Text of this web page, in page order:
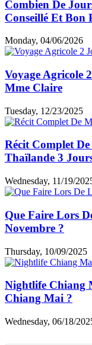
Combien De
Conseillé Et Bon
Monday, 04/06/2026
Voyage Agricole
Mme Claire
Tuesday, 12/23/2025
Récit Complet
Thaïlande 3
Wednesday, 11/19/
Que Faire Lors
Novembre ?
Thursday, 10/09/2025
Nightlife Chiang
Chiang Mai ?
Wednesday, 06/18/